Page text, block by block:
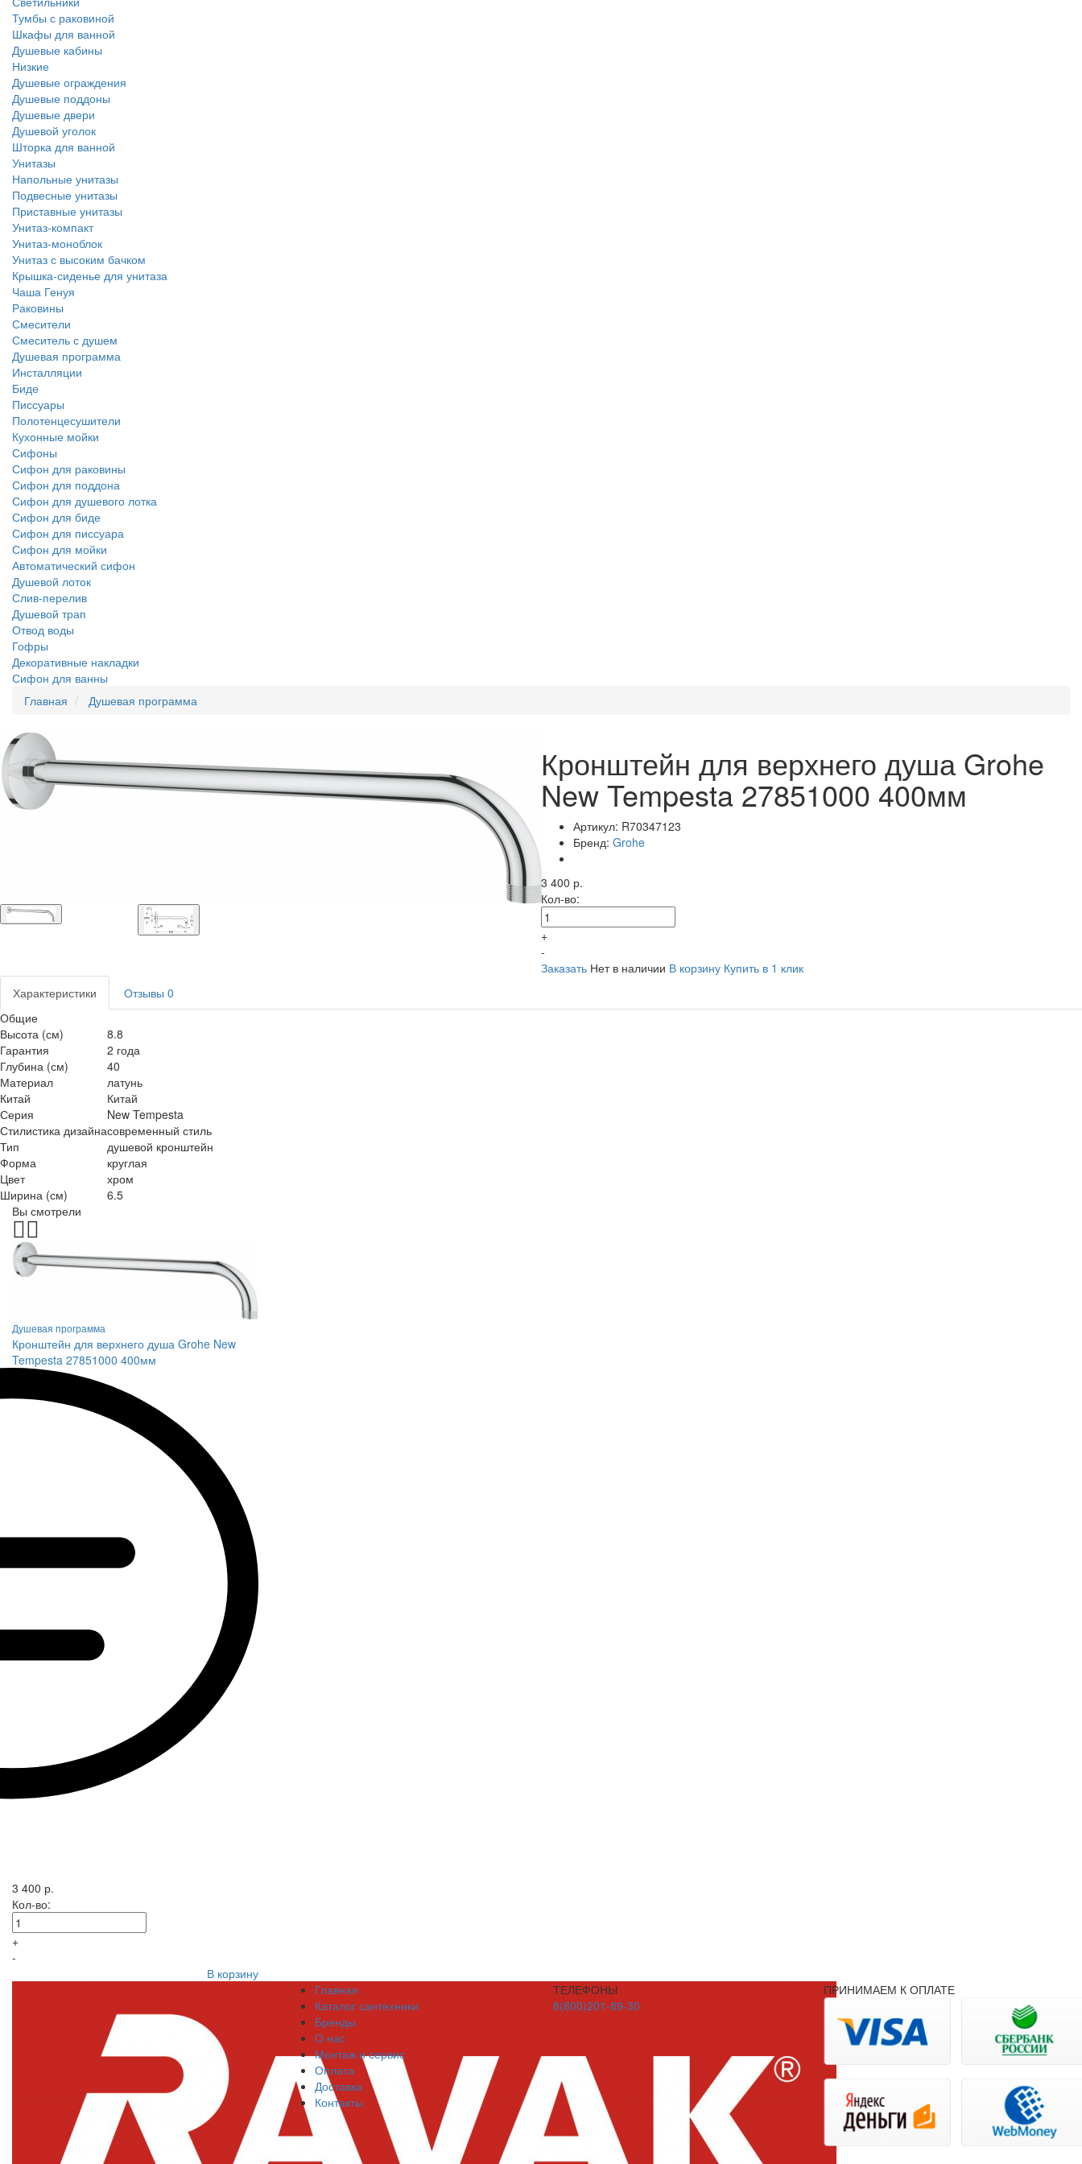
Тумбы с раковиной
Шкафы для ванной
Душевые кабины
Низкие
Душевые ограждения
Душевые поддоны
Душевые двери
Душевой уголок
Шторка для ванной
Унитазы
Напольные унитазы
Подвесные унитазы
Приставные унитазы
Унитаз-компакт
Унитаз-моноблок
Унитаз с высоким бачком
Крышка-сиденье для унитаза
Чаша Генуя
Раковины
Смесители
Смеситель с душем
Душевая программа
Инсталляции
Биде
Писсуары
Полотенцесушители
Кухонные мойки
Сифоны
Сифон для раковины
Сифон для поддона
Сифон для душевого лотка
Сифон для биде
Сифон для писсуара
Сифон для мойки
Автоматический сифон
Душевой лоток
Слив-перелив
Душевой трап
Отвод воды
Гофры
Декоративные накладки
Сифон для ванны
Главная
Душевая программа
Кронштейн для верхнего душа Grohe
New Tempesta 27851000 400мм
Артикул: R70347123
Бренд: Grohe
3 400 р.
Кол-во:
+
-
Заказать Нет в наличии В корзину Купить в 1 клик
Характеристики
Отзывы 0
Общие
Высота (см)
8.8
Гарантия
2 года
Глубина (см)
40
Материал
латунь
Китай
Китай
Серия
New Tempesta
Стилистика дизайнасовременный стиль
Тип
душевой кронштейн
Форма
круглая
Цвет
хром
Ширина (см)
6.5
Вы смотрели
Душевая программа
Кронштейн для верхнего душа Grohe New
Tempesta 27851000 400мм
3 400 р.
Кол-во:
+
-
В корзину
Главная
Каталог сантехники
Бренды
О нас
Монтаж и сервис
Оплата
Доставка
Контакты
ТЕЛЕФОНЫ
8(800)201-89-30
ПРИНИМАЕМ К ОПЛАТЕ